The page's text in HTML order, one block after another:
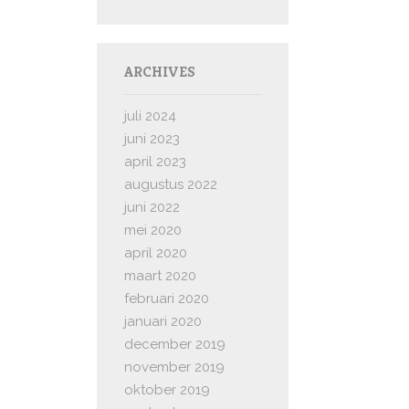
ARCHIVES
juli 2024
juni 2023
april 2023
augustus 2022
juni 2022
mei 2020
april 2020
maart 2020
februari 2020
januari 2020
december 2019
november 2019
oktober 2019